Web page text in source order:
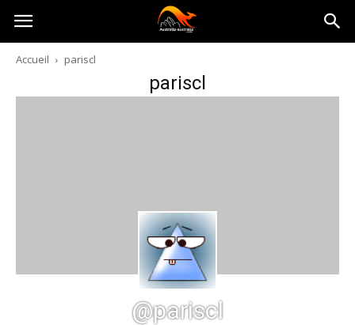
Australia-
australie.com
Accueil pariscl
pariscl
@pariscl